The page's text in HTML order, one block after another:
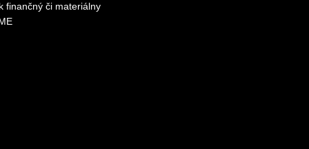
finančný či materiálny